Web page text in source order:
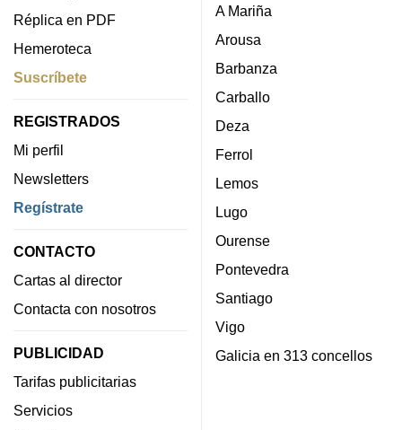
Réplica en PDF
Hemeroteca
Suscríbete
REGISTRADOS
Mi perfil
Newsletters
Regístrate
CONTACTO
Cartas al director
Contacta con nosotros
PUBLICIDAD
Tarifas publicitarias
Servicios
A Mariña
Arousa
Barbanza
Carballo
Deza
Ferrol
Lemos
Lugo
Ourense
Pontevedra
Santiago
Vigo
Galicia en 313 concellos